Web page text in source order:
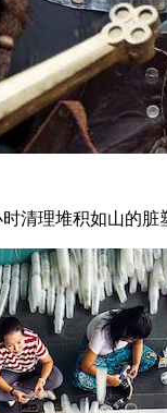
清理堆积如山的